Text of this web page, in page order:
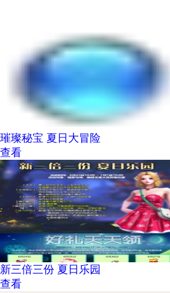
璀璨秘宝 夏日大冒险
查看
新三倍三份 夏日乐园
查看